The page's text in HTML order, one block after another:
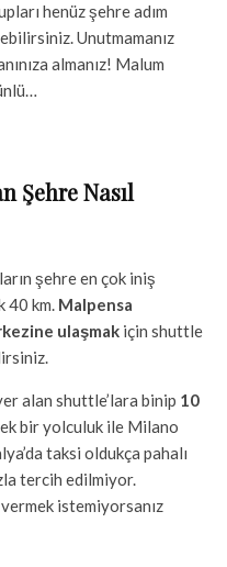
henüz şehre adım
Unutmamanız
almanız! Malum
Şehre Nasıl
şehre en çok iniş
40 km. Malpensa
ulaşmak için shuttle
alan shuttle’lara binip 10
bir yolculuk ile Milano
taksi oldukça pahalı
tercih edilmiyor.
istemiyorsanız